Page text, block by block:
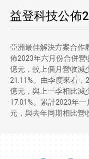
益登科技公佈
亞洲最佳解決方案合作
佈2023年六月份合併
億元，較上個月營收減
21.11%。由季度來看
億元，與上一季相比減
17.01%。累計2023年
元，與去年同期相比營